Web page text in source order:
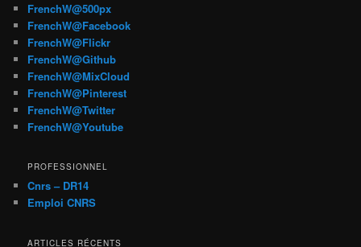
FrenchW@500px
FrenchW@Facebook
FrenchW@Flickr
FrenchW@Github
FrenchW@MixCloud
FrenchW@Pinterest
FrenchW@Twitter
FrenchW@Youtube
PROFESSIONNEL
Cnrs – DR14
Emploi CNRS
ARTICLES RÉCENTS